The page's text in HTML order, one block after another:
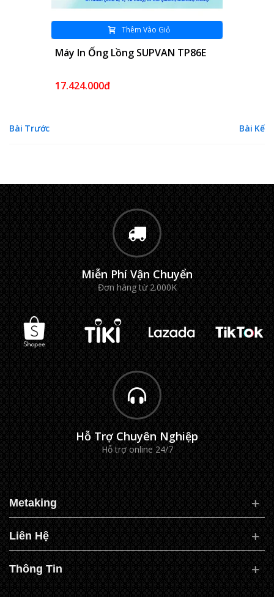
Thêm Vào Giỏ
Máy In Ống Lồng SUPVAN TP80E
0đ
Bài Trước Bài Kế
Miễn Phí Vận Chuyển
Đơn hàng từ 2.000K
Hỗ Trợ Chuyên Nghiệp
Hỗ trợ online 24/7
Metaking
Liên Hệ
Thông Tin